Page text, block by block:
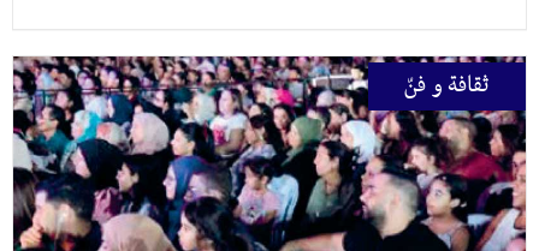
ثقافة و فنّ